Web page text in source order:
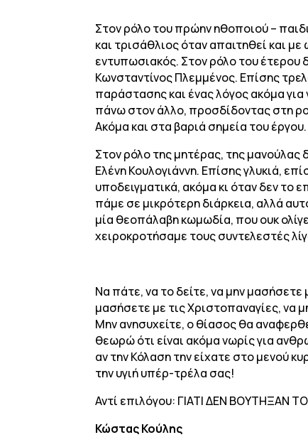
Στον ρόλο του πρώην ηθοποιού –
και τρισάθλιος όταν απαιτηθεί και
εντυπωσιακός. Στον ρόλο του έτερου
Κωνσταντίνος Πλεμμένος. Επίσης
παράστασης και ένας λόγος ακόμα
πάνω στον άλλο, προσδίδοντας στη
Ακόμα και στα βαριά σημεία του έργου.
Στον ρόλο της μητέρας, της
Ελένη Κουλογιάννη. Επίσης γλυκιά,
υποδειγματικά, ακόμα κι όταν δεν το
πάμε σε μικρότερη διάρκεια, αλλά
μία θεοπάλαβη κωμωδία, που ουκ
χειροκροτήσαμε τους συντελεστές
Να πάτε, να το δείτε, να μην
μασήσετε με τις Χριστοπαναγίες, να
Μην ανησυχείτε, ο θίασος θα
θεωρώ ότι είναι ακόμα νωρίς για
αν την Κόλαση την είχατε στο μενού
την υγιή υπέρ-τρέλα σας!
Αντί επιλόγου: ΓΙΑΤΙ ΔΕΝ ΒΟΥΤΗΞΑΝ
Κώστας Κούλης